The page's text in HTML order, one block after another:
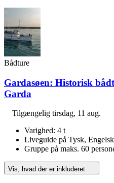
Bådture
Gardasøen: Historisk
Garda
Tilgængelig tirsdag, 11 aug.
Varighed: 4 t
Liveguide på Tysk,
Gruppe på maks. 60
Vis, hvad der er inkluderet